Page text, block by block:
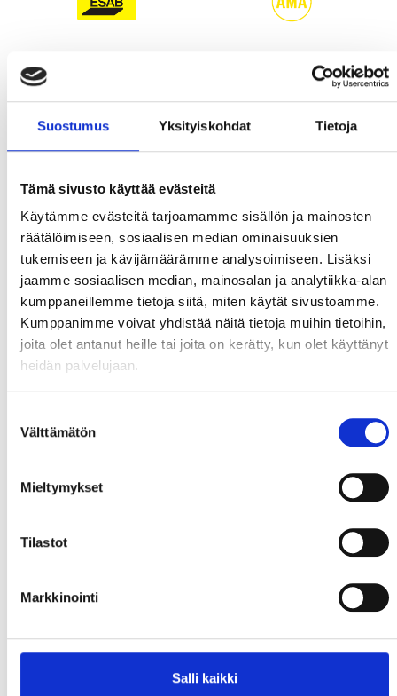
Suostumus Yksityiskohdat Tietoja
Tämä sivusto käyttää evästeitä
Käytämme evästeitä tarjoamamme sisällön ja mainosten
räätälöimiseen, sosiaalisen median ominaisuuksien
tukemiseen ja kävijämäärämme analysoimiseen. Lisäksi
jaamme sosiaalisen median, mainosalan ja analytiikka-alan
kumppaneillemme tietoja siitä, miten käytät sivustoamme.
Kumppanimme voivat yhdistää näitä tietoja muihin tietoihin,
joita olet antanut heille tai joita on kerätty, kun olet käyttänyt
heidän palvelujaan.
valinta
Välttämätön
Mieltymykset
Tilastot
Markkinointi
Salli kaikki